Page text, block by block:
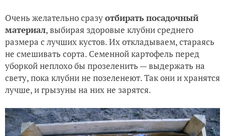
Очень желательно сразуотбирать посадочный
материал, выбирая здоровые клубни среднего
размера с лучших кустов. Их откладываем, стараясь
не смешивать сорта. Семенной картофель перед
уборкой неплохо бы прозеленить — выдержать на
свету, пока клубни не позеленеют. Так они и хранятся
лучше, и грызуны на них не зарятся.